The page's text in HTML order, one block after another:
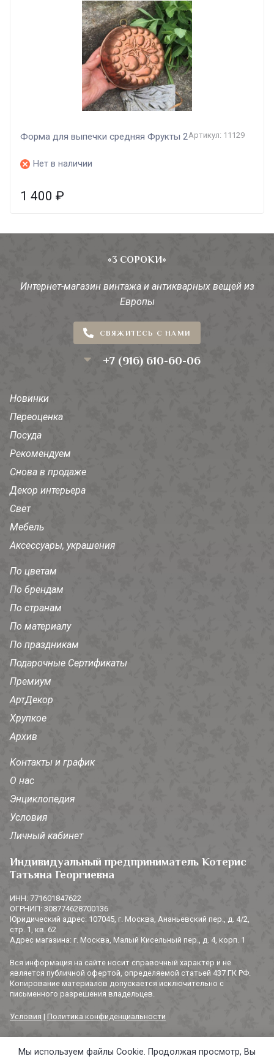
Форма для выпечки средняя Фрукты 2Артикул: 11129
Нет в наличии
1 400 ₽
«3 СОРОКИ»
Интернет-магазин винтажа и антикварных вещей из
Европы
СВЯЖИТЕСЬ С НАМИ
+7 (916) 610-60-06
Новинки
Переоценка
Посуда
Рекомендуем
Снова в продаже
Декор интерьера
Свет
Мебель
Аксессуары, украшения
По цветам
По брендам
По странам
По материалу
По праздникам
Подарочные Сертификаты
Премиум
АртДекор
Хрупкое
Архив
Контакты и график
О нас
Энциклопедия
Условия
Личный кабинет
Индивидуальный предприниматель Котерис
Татьяна Георгиевна
ИНН: 771601847622
ОГРНИП: 308774628700136
Юридический адрес: 107045, г. Москва, Ананьевский пер., д. 4/2,
стр. 1, кв. 62
Адрес магазина: г. Москва, Малый Кисельный пер., д. 4, корп. 1
Вся информация на сайте носит справочный характер и не
является публичной офертой, определяемой статьей 437 ГК РФ.
Копирование материалов допускается исключительно с
письменного разрешения владельцев.
Условия | Политика конфиденциальности
© 2014-2026 «3 СОРОКИ». Все права защищены.
Мы используем файлы Cookie. Продолжая просмотр, Вы